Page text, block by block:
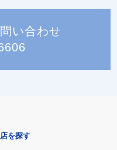
い合わせ
を探す